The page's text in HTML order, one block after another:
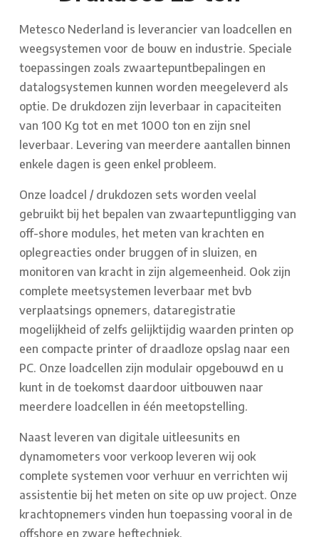
Metesco Nederland is leverancier van loadcellen en
weegsystemen voor de bouw en industrie. Speciale
toepassingen zoals zwaartepuntbepalingen en
datalogsystemen kunnen worden meegeleverd als
optie. De drukdozen zijn leverbaar in capaciteiten
van 100 Kg tot en met 1000 ton en zijn snel
leverbaar. Levering van meerdere aantallen binnen
enkele dagen is geen enkel probleem.
Onze loadcel / drukdozen sets worden veelal
gebruikt bij het bepalen van zwaartepuntligging van
off-shore modules, het meten van krachten en
oplegreacties onder bruggen of in sluizen, en
monitoren van kracht in zijn algemeenheid. Ook zijn
complete meetsystemen leverbaar met bvb
verplaatsings opnemers, dataregistratie
mogelijkheid of zelfs gelijktijdig waarden printen op
een compacte printer of draadloze opslag naar een
PC. Onze loadcellen zijn modulair opgebouwd en u
kunt in de toekomst daardoor uitbouwen naar
meerdere loadcellen in één meetopstelling.
Naast leveren van digitale uitleesunits en
dynamometers voor verkoop leveren wij ook
complete systemen voor verhuur en verrichten wij
assistentie bij het meten on site op uw project. Onze
krachtopnemers vinden hun toepassing vooral in de
offshore en zware heftechniek.